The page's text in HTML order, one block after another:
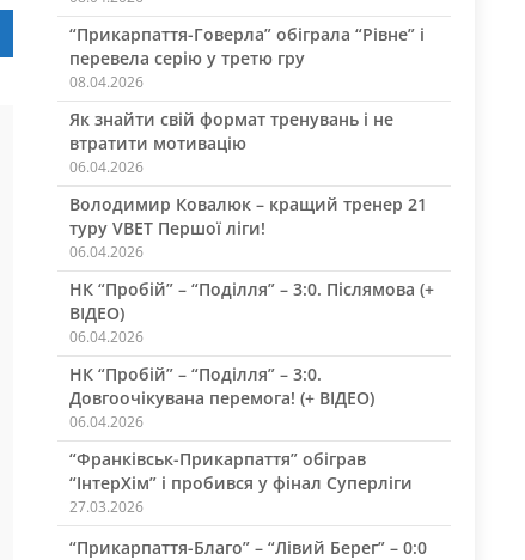
“Прикарпаття-Говерла” обіграла “Рівне” і
перевела серію у третю гру
08.04.2026
Як знайти свій формат тренувань і не
втратити мотивацію
06.04.2026
Володимир Ковалюк – кращий тренер 21
туру VBET Першої ліги!
06.04.2026
НК “Пробій” – “Поділля” – 3:0. Післямова (+
ВІДЕО)
06.04.2026
НК “Пробій” – “Поділля” – 3:0.
Довгоочікувана перемога! (+ ВІДЕО)
06.04.2026
“Франківськ-Прикарпаття” обіграв
“ІнтерХім” і пробився у фінал Суперліги
27.03.2026
“Прикарпаття-Благо” – “Лівий Берег” – 0:0